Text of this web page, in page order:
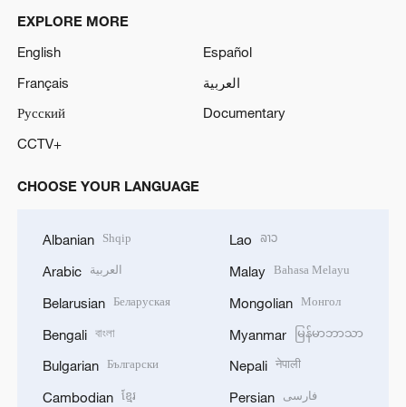
EXPLORE MORE
English
Español
Français
العربية
Русский
Documentary
CCTV+
CHOOSE YOUR LANGUAGE
Albanian Shqip
Arabic العربية
Belarusian Беларуская
Bengali বাংলা
Bulgarian Български
Cambodian ខ្មែរ
Lao ລາວ
Malay Bahasa Melayu
Mongolian Монгол
Myanmar မြန်မာဘာသာ
Nepali नेपाली
Persian فارسی